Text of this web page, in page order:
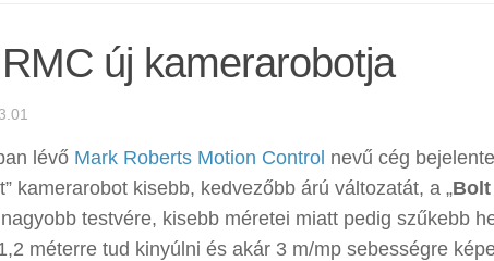
új kamerarobotja
lévő Mark Roberts Motion Control nevű cég
kamerarobot kisebb, kedvezőbb árú változatát, a „
testvére, kisebb méretei miatt pedig szűkebb
méterre tud kinyúlni és akár 3 m/mp sebességre